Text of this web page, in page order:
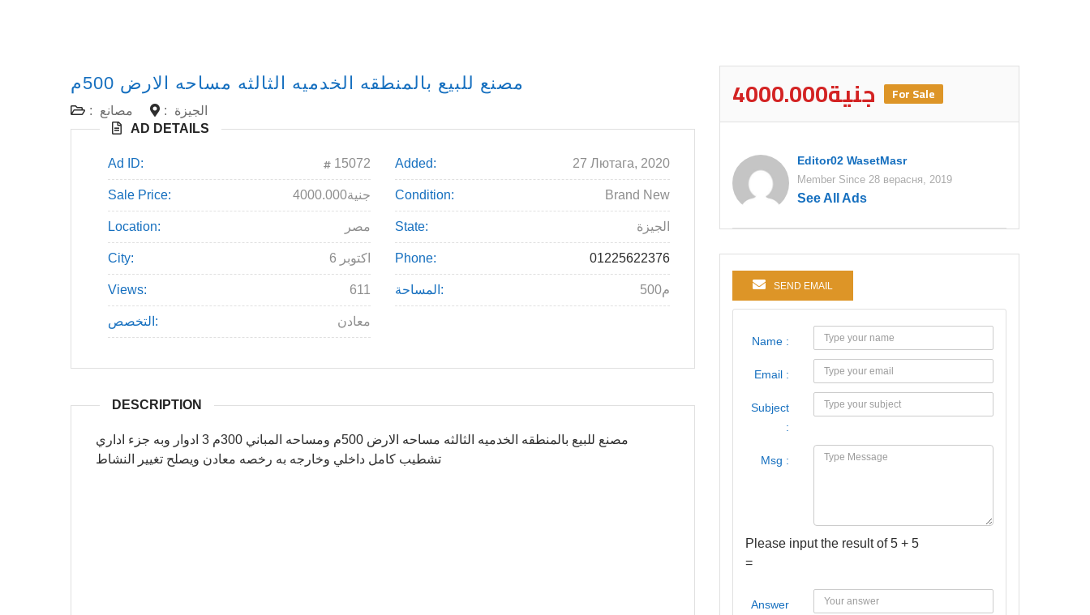
مصنع للبيع بالمنطقه الخدميه الثالثه مساحه الارض 500م
: مصانع :
الجيزة
AD DETAILS
Ad ID: 15072 Added: 27 Лютага, 2020
Sale Price: 4000.000جنية Condition: Brand New
Location: مصر State: الجيزة
City: 6 اكتوبر Phone: 01225622376
Views: 611 المساحة: 500م
التخصص: معادن
DESCRIPTION
مصنع للبيع بالمنطقه الخدميه الثالثه مساحه الارض 500م ومساحه المباني 300م 3 ادوار وبه جزء اداري
تشطيب كامل داخلي وخارجه به رخصه معادن ويصلح تغيير النشاط
4000.000جنية For Sale
Editor02 WasetMasr
Member Since 28 верасня, 2019
See All Ads
SEND EMAIL
Name :
Email :
Subject
:
Msg :
Please input the result of 5 + 5
=
Answer